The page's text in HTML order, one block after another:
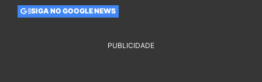
SIGA NO GOOGLE NEWS
PUBLICIDADE